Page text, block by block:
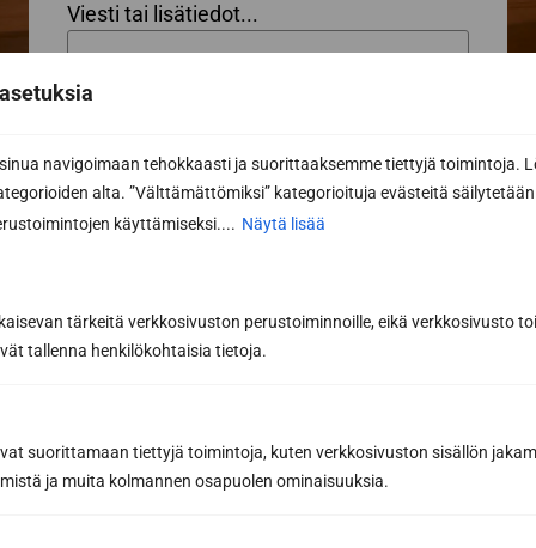
navigoimaan tehokkaasti ja suorittaaksemme tiettyjä toimintoja.
alta. ”Välttämättömiksi” kategorioituja evästeitä säilytetään
käyttämiseksi.... Näytä lisää
tärkeitä verkkosivuston perustoiminnoille, eikä verkkosivusto
tallenna henkilökohtaisia tietoja.
suorittamaan tiettyjä toimintoja, kuten verkkosivuston sisällön
ja muita kolmannen osapuolen ominaisuuksia.
Viesti tai lisätiedot...
Pyydä tarjous
tietosuojaselosteemmemukaisesti.